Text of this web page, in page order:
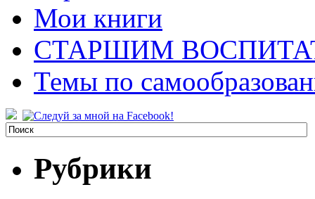
Мои книги
СТАРШИМ
Темы по
Рубрики